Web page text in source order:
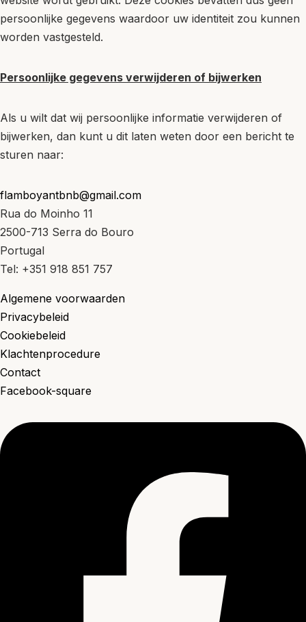
persoonlijke gegevens waardoor uw identiteit zou kunnen
worden vastgesteld.
Persoonlijke gegevens verwijderen of bijwerken
Als u wilt dat wij persoonlijke informatie verwijderen of
bijwerken, dan kunt u dit laten weten door een bericht te
sturen naar:
flamboyantbnb@gmail.com
Rua do Moinho 11
2500-713 Serra do Bouro
Portugal
Tel: +351 918 851 757
Algemene voorwaarden
Privacybeleid
Cookiebeleid
Klachtenprocedure
Contact
Facebook-square